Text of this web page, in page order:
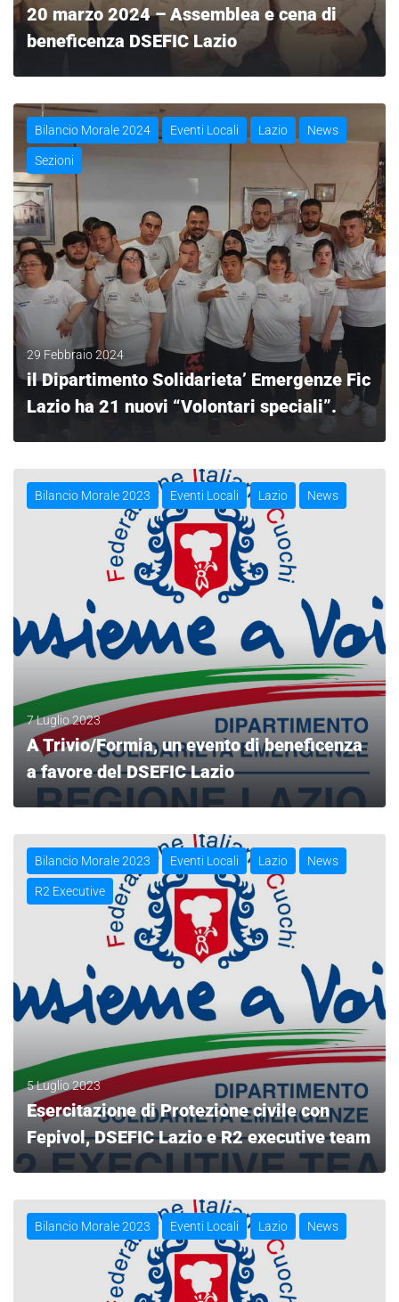
20 marzo 2024 – Assemblea e cena di
beneficenza DSEFIC Lazio
Bilancio Morale 2024 Eventi Locali Lazio News
Sezioni
29 Febbraio 2024
il Dipartimento Solidarieta’ Emergenze Fic
Lazio ha 21 nuovi “Volontari speciali”.
Bilancio Morale 2023 Eventi Locali Lazio News
7 Luglio 2023
A Trivio/Formia, un evento di beneficenza
a favore del DSEFIC Lazio
LEGGI
Bilancio Morale 2023 Eventi Locali Lazio News
R2 Executive
5 Luglio 2023
Esercitazione di Protezione civile con
Fepivol, DSEFIC Lazio e R2 executive team
LEGGI
Bilancio Morale 2023 Eventi Locali Lazio News